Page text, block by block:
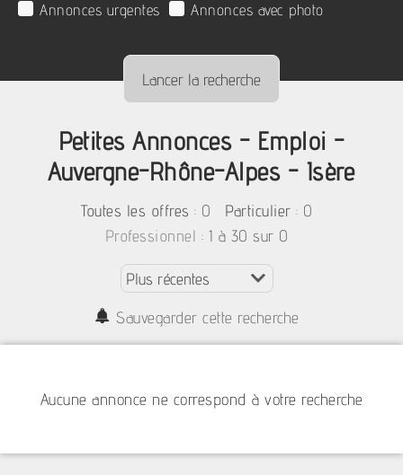
Annonces urgentes
Annonces avec photo
Petites Annonces - Emploi -
Auvergne-Rhône-Alpes - Isère
Toutes les offres : 0 Particulier : 0
Professionnel : 1 à 30 sur 0
Sauvegarder cette recherche
Aucune annonce ne correspond à votre recherche